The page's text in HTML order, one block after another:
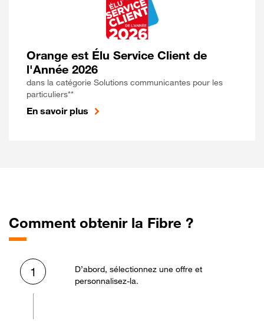
Orange est Élu Service Client de
l'Année 2026
dans la catégorie Solutions communicantes pour les
particuliers**
En savoir plus
Comment obtenir la Fibre ?
1
D’abord, sélectionnez une offre et
personnalisez-la.